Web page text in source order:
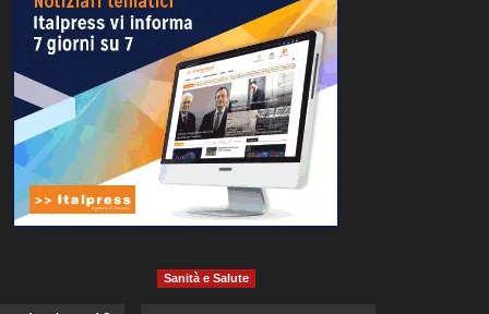
Sanità e Salute